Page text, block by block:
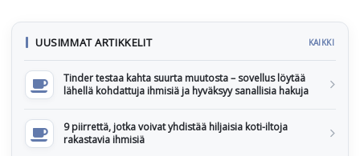
UUSIMMAT ARTIKKELIT KAIKKI
Tinder testaa kahta suurta muutosta – sovellus löytää
lähellä kohdattuja ihmisiä ja hyväksyy sanallisia hakuja
9 piirrettä, jotka voivat yhdistää hiljaisia koti-iltoja
rakastavia ihmisiä